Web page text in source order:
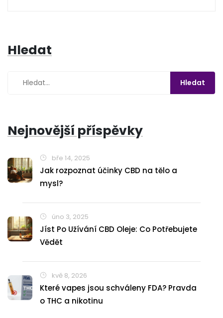
Hledat
Nejnovější příspěvky
bře 14, 2025
Jak rozpoznat účinky CBD na tělo a
mysl?
úno 3, 2025
Jíst Po Užívání CBD Oleje: Co Potřebujete
Vědět
kvě 8, 2026
Které vapes jsou schváleny FDA? Pravda
o THC a nikotinu